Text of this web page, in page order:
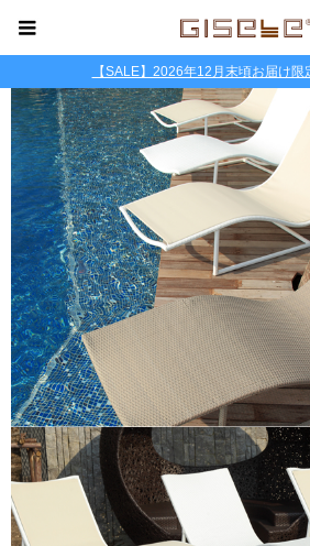
【SALE】2026年12月末頃お届け限